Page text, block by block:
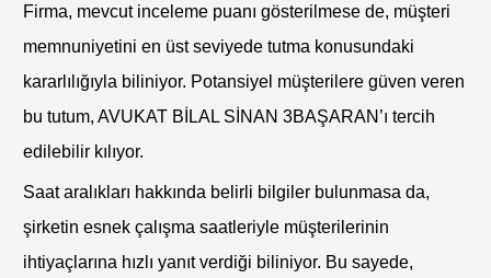
Firma, mevcut inceleme puanı gösterilmese de, müşteri
memnuniyetini en üst seviyede tutma konusundaki
kararlılığıyla biliniyor. Potansiyel müşterilere güven veren
bu tutum, AVUKAT BİLAL SİNAN 3BAŞARAN’ı tercih
edilebilir kılıyor.
Saat aralıkları hakkında belirli bilgiler bulunmasa da,
şirketin esnek çalışma saatleriyle müşterilerinin
ihtiyaçlarına hızlı yanıt verdiği biliniyor. Bu sayede,